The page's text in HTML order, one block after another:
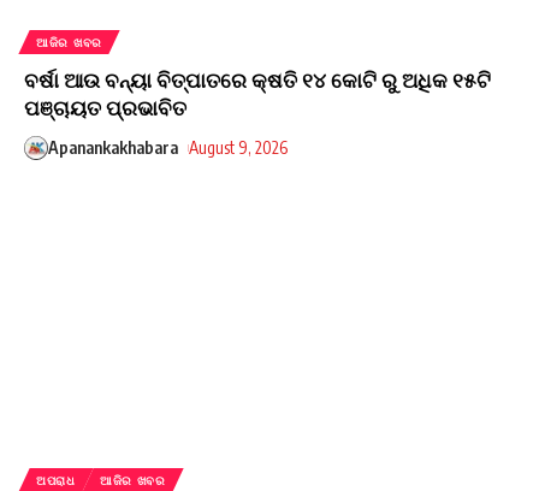
ଆଜିର ଖବର
ବର୍ଷା ଆଉ ବନ୍ୟା ବିତ୍ପାତରେ କ୍ଷତି ୧୪ କୋଟି ରୁ ଅଧିକ ୧୫ଟି
ପଞ୍ଚାୟତ ପ୍ରଭାବିତ
Apanankakhabara August 9, 2026
ଅପରାଧ ଆଜିର ଖବର